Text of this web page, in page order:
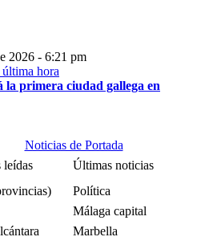
2026 - 6:21 pm
la primera ciudad gallega en
Noticias de Portada
leídas
Últimas noticias
Política
Málaga capital
Marbella